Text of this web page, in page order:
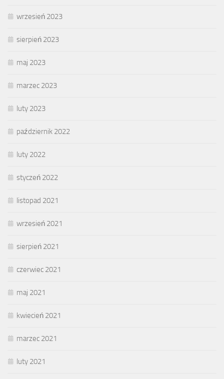
wrzesień 2023
sierpień 2023
maj 2023
marzec 2023
luty 2023
październik 2022
luty 2022
styczeń 2022
listopad 2021
wrzesień 2021
sierpień 2021
czerwiec 2021
maj 2021
kwiecień 2021
marzec 2021
luty 2021